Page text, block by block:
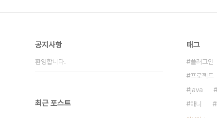
공지사항
환영합니다.
최근 포스트
태그
플러그인
프로젝트
java
애니